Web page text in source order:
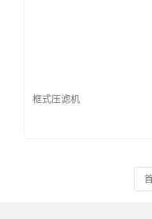
框式压滤机